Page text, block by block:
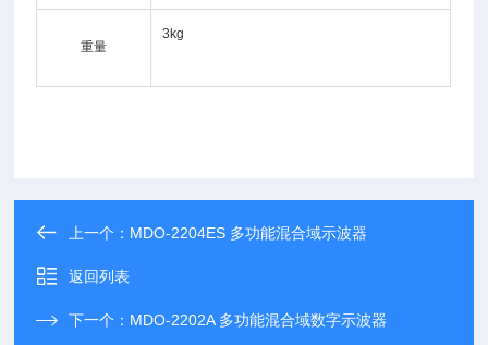
重量
3kg
上一个： MDO-2204ES 多功能混合域示波器
返回列表
下一个： MDO-2202A 多功能混合域数字示波器